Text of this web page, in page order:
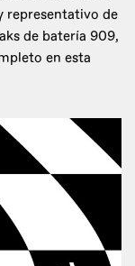
representativo de
de batería 909,
en esta